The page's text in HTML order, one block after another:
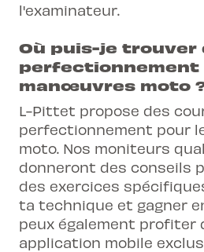
l'examinateur.
Où puis-je trouver
perfectionnement
manœuvres moto
L-Pittet propose des
perfectionnement pour
moto. Nos moniteurs
donneront des conseils
des exercices
ta technique et gagner
peux également profiter
application mobile